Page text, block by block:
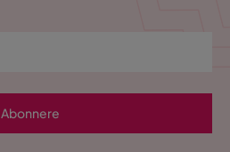
Abonnere